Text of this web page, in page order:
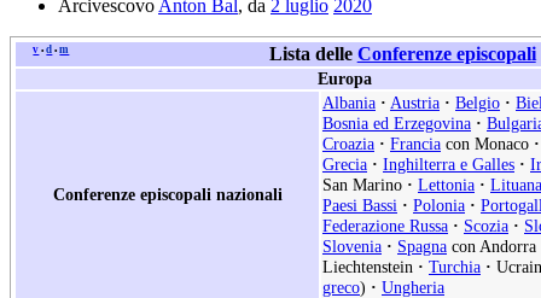
Arcivescovo Anton Bal, da 2 luglio 2020
v • d • m Lista delle Conferenze episcopali
Europa
Conferenze episcopali nazionali
Albania · Austria · Belgio ·
Bosnia ed Erzegovina ·
Croazia · Francia con Monaco ·
Grecia · Inghilterra e Galles ·
San Marino · Lettonia · Lituana
Paesi Bassi · Polonia ·
Federazione Russa · Scozia ·
Slovenia · Spagna con Andorra
Liechtenstein · Turchia ·
greco) · Ungheria